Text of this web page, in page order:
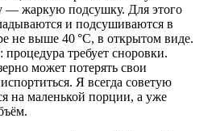
— жаркую подсушку. Для этого
и подсушиваются в
не выше 40 °C, в открытом виде.
требует сноровки.
может потерять свои
Я всегда советую
на маленькой порции, а уже